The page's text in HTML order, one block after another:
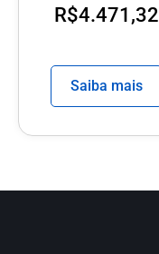
R$4.471,32
Saiba mais